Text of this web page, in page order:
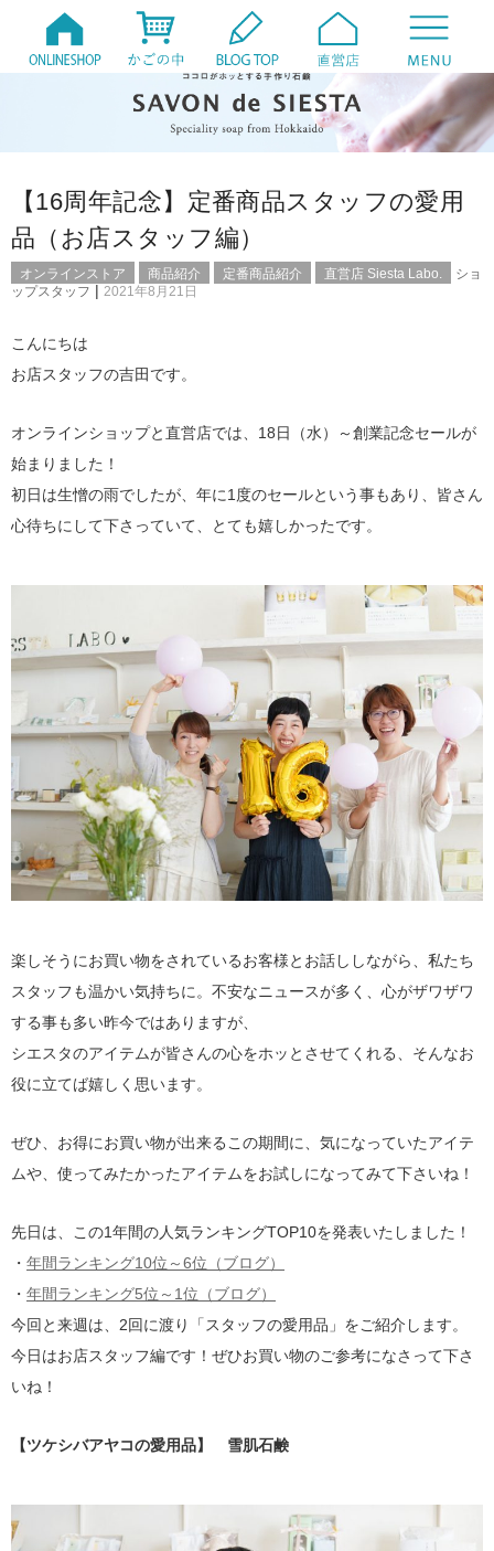
【16周年記念】定番商品スタッフの愛用
品（お店スタッフ編）
オンラインストア 商品紹介 定番商品紹介 直営店 Siesta Labo.
ショ
ップスタッフ | 2021年8月21日
こんにちは
お店スタッフの吉田です。
オンラインショップと直営店では、18日（水）～創業記念セールが
始まりました！
初日は生憎の雨でしたが、年に1度のセールという事もあり、皆さん
心待ちにして下さっていて、とても嬉しかったです。
楽しそうにお買い物をされているお客様とお話ししながら、私たち
スタッフも温かい気持ちに。不安なニュースが多く、心がザワザワ
する事も多い昨今ではありますが、
シエスタのアイテムが皆さんの心をホッとさせてくれる、そんなお
役に立てば嬉しく思います。
ぜひ、お得にお買い物が出来るこの期間に、気になっていたアイテ
ムや、使ってみたかったアイテムをお試しになってみて下さいね！
先日は、この1年間の人気ランキングTOP10を発表いたしました！
・ 年間ランキング10位～6位（ブログ）
・ 年間ランキング5位～1位（ブログ）
今回と来週は、2回に渡り「スタッフの愛用品」をご紹介します。
今日はお店スタッフ編です！ぜひお買い物のご参考になさって下さ
いね！
【ツケシバアヤコの愛用品】 雪肌石鹸